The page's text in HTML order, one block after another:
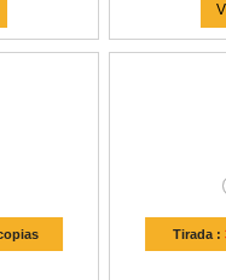
Tirada :